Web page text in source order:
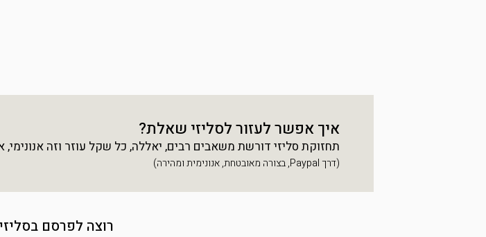
איך אפשר לעזור לסליזי שאלת?
תחזוקת סליזי דורשת משאבים רבים, יאללה, כל שקל עוזר וזה אנונימי,
(דרך Paypal, בצורה מאובטחת, אנונימית ומהירה)
רוצה לפרסם